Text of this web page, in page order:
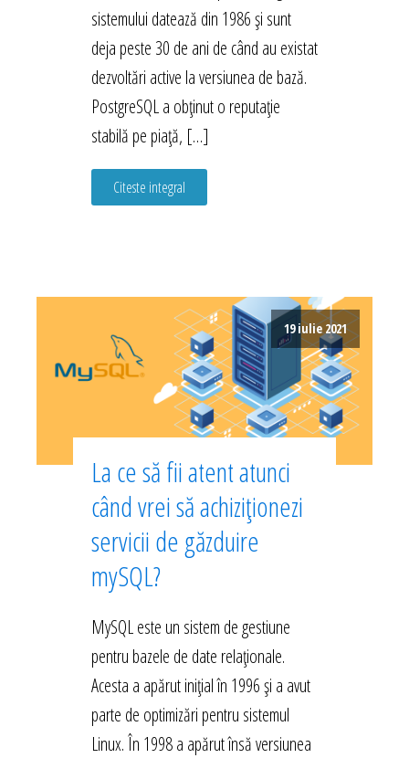
sistemului datează din 1986 și sunt
deja peste 30 de ani de când au existat
dezvoltări active la versiunea de bază.
PostgreSQL a obținut o reputație
stabilă pe piață, […]
Citeste integral
19 iulie 2021
La ce să fii atent atunci
când vrei să achiziționezi
servicii de găzduire
mySQL?
MySQL este un sistem de gestiune
pentru bazele de date relaționale.
Acesta a apărut inițial în 1996 și a avut
parte de optimizări pentru sistemul
Linux. În 1998 a apărut însă versiunea